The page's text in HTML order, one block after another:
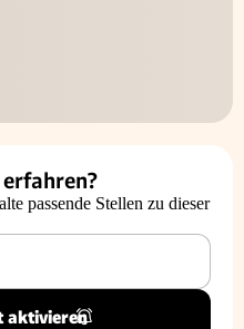
passende Stellen zu dieser
aktivieren